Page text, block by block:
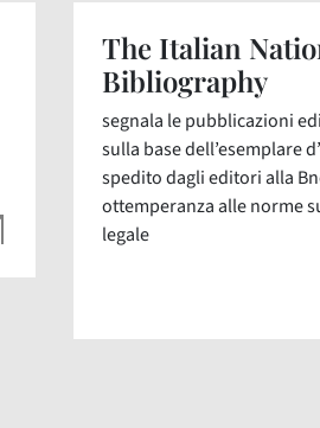
The Italian
Bibliography
segnala le pubblicazioni
sulla base dell’esemplare
spedito dagli editori alla
ottemperanza alle norme
legale